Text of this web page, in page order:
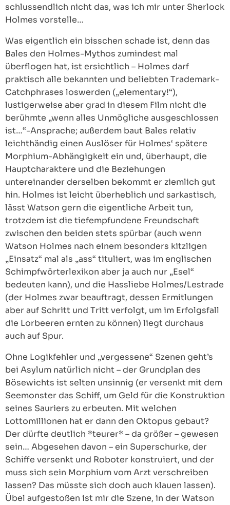
schlussendlich nicht das, was ich mir unter Sherlock
Holmes vorstelle…
Was eigentlich ein bisschen schade ist, denn das
Bales den Holmes-Mythos zumindest mal
überflogen hat, ist ersichtlich – Holmes darf
praktisch alle bekannten und beliebten Trademark-
Catchphrases loswerden („elementary!“),
lustigerweise aber grad in diesem Film nicht die
berühmte „wenn alles Unmögliche ausgeschlossen
ist…“-Ansprache; außerdem baut Bales relativ
leichthändig einen Auslöser für Holmes‘ spätere
Morphium-Abhängigkeit ein und, überhaupt, die
Hauptcharaktere und die Beziehungen
untereinander derselben bekommt er ziemlich gut
hin. Holmes ist leicht überheblich und sarkastisch,
lässt Watson gern die eigentliche Arbeit tun,
trotzdem ist die tiefempfundene Freundschaft
zwischen den beiden stets spürbar (auch wenn
Watson Holmes nach einem besonders kitzligen
„Einsatz“ mal als „ass“ tituliert, was im englischen
Schimpfwörterlexikon aber ja auch nur „Esel“
bedeuten kann), und die Hassliebe Holmes/Lestrade
(der Holmes zwar beauftragt, dessen Ermitlungen
aber auf Schritt und Tritt verfolgt, um im Erfolgsfall
die Lorbeeren ernten zu können) liegt durchaus
auch auf Spur.
Ohne Logikfehler und „vergessene“ Szenen geht’s
bei Asylum natürlich nicht – der Grundplan des
Bösewichts ist selten unsinnig (er versenkt mit dem
Seemonster das Schiff, um Geld für die Konstruktion
seines Sauriers zu erbeuten. Mit welchen
Lottomillionen hat er dann den Oktopus gebaut?
Der dürfte deutlich *teurer* – da größer – gewesen
sein… Abgesehen davon – ein Superschurke, der
Schiffe versenkt und Roboter konstruiert, und der
muss sich sein Morphium vom Arzt verschreiben
lassen? Das müsste sich doch auch klauen lassen).
Übel aufgestoßen ist mir die Szene, in der Watson